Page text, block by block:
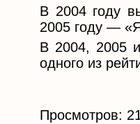
В 2004 году
2005 году —
В 2004, 2005
одного из
Просмотров: